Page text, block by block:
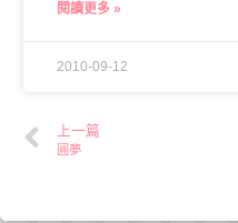
閱讀更多 »
2010-09-12
上一篇
圓夢